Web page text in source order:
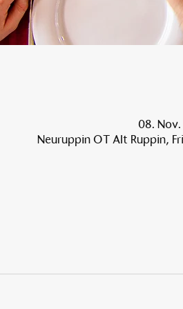
08.
Neuruppin OT Alt Ruppin,